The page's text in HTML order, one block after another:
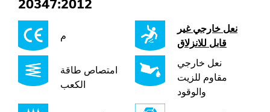
20347:2012
م
نعل خارجي غير
قابل للانزلاق
امتصاص طاقة
الكعب
نعل خارجي
مقاوم للزيت
والوقود